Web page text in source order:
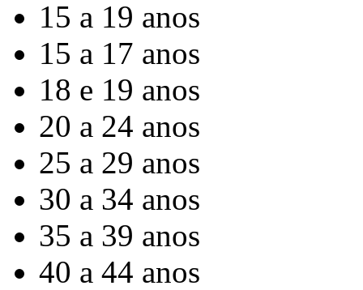
15 a 19 anos
15 a 17 anos
18 e 19 anos
20 a 24 anos
25 a 29 anos
30 a 34 anos
35 a 39 anos
40 a 44 anos